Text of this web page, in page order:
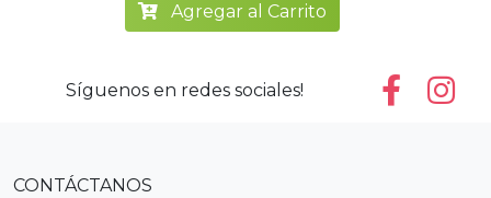
Agregar al Carrito
Síguenos en redes sociales!
CONTÁCTANOS